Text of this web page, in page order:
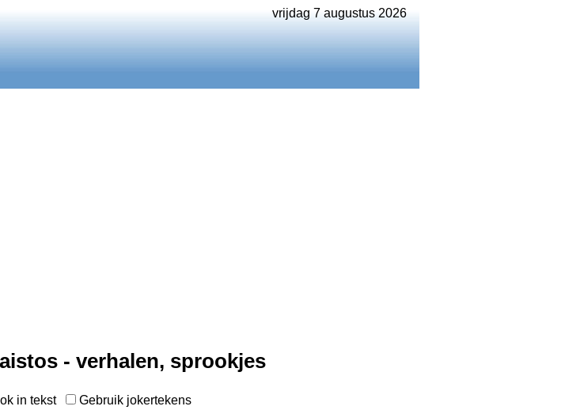
vrijdag 7 augustus 2026
- verhalen, sprookjes
in tekst Gebruik jokertekens